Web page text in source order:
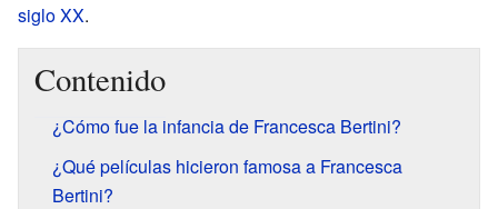
siglo XX.
Contenido
¿Cómo fue la infancia de Francesca Bertini?
¿Qué películas hicieron famosa a Francesca
Bertini?